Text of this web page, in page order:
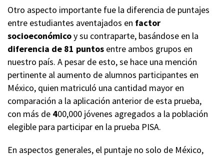
Otro aspecto importante fue la diferencia de puntajes
entre estudiantes aventajados en factor
socioeconómicoy su contraparte, basándose en la
diferencia de 81 puntos entre ambos grupos en
nuestro país. A pesar de esto, se hace una mención
pertinente al aumento de alumnos participantes en
México, quien matriculó una cantidad mayor en
comparación a la aplicación anterior de esta prueba,
con más de 400,000 jóvenes agregados a la población
elegible para participar en la prueba PISA.
En aspectos generales, el puntaje no solo de México,